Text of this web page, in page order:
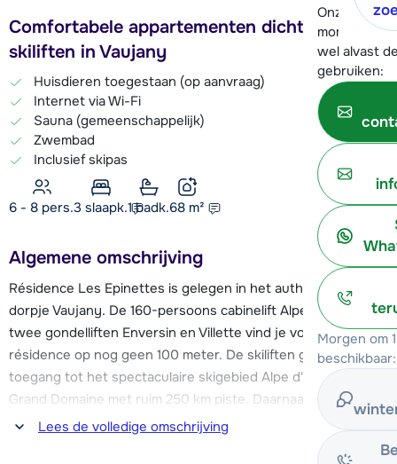
Onze
moment
wel alvast
gebruiken:
Morgen om
beschikbaar:
Comfortabele appartementen dichtbij de
skiliften in Vaujany
Huisdieren toegestaan (op aanvraag)
Internet via Wi-Fi
Sauna (gemeenschappelijk)
Zwembad
Inclusief skipas
6 - 8 pers.3 slaapk.1 badk.68 m²
Algemene omschrijving
Résidence Les Epinettes is gelegen in het authentieke
dorpje Vaujany. De 160-persoons cabinelift Alpette en de
twee gondelliften Enversin en Villette vind je voor de
résidence op nog geen 100 meter. De skiliften geven je
toegang tot het spectaculaire skigebied Alpe d'Huez - Le
Grand Domaine met ruim 250 km piste. Daarnaast kun je na
een intensieve dag op de piste gebruik maken van de
wellness ruimte welke beschikt over een sauna, hammam,
Lees de volledige omschrijving